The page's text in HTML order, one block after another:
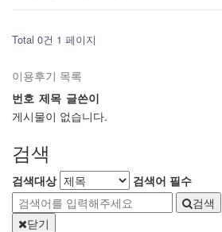
Total 0건 1 페이지
이용후기 목록
번호 제목 글쓴이
게시물이 없습니다.
검색
검색대상 검색어 필수
검색
닫기